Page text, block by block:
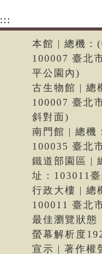
:::
本館 | 總機：
100007 臺北
平公園內)
古生物館 | 總
100007 臺北
斜對面)
南門館 | 總機
100035 臺北
鐵道部園區 |
址：103011
行政大樓 | 總
100011 臺北
最佳瀏覽狀
螢幕解析度
宣示 | 著作權